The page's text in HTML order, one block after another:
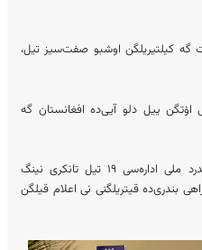
گه کیلتیریلگن اوشبو صفت‌سیز تیل،
ییل دلو آیی‌ده افغانستان گه
ایتیش کېره‌ک که، بوگون نورم و ستندرد ملی اداره‌سی ۱۹ تیل تانکری نینگ
بندری‌‌‌ده قیتریلگنی نی اعلام قیلگن